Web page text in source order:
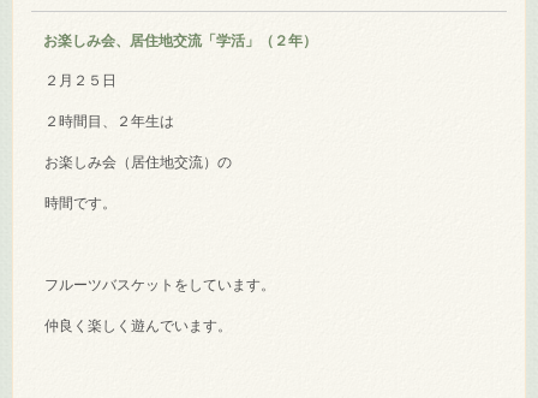
お楽しみ会、居住地交流「学活」（２年）
２月２５日
２時間目、２年生は
お楽しみ会（居住地交流）の
時間です。
フルーツバスケットをしています。
仲良く楽しく遊んでいます。